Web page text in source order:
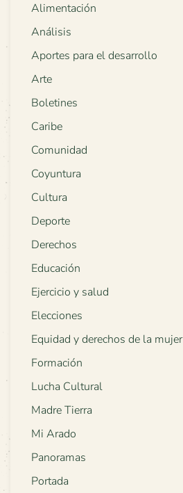
Alimentación
Análisis
Aportes para el desarrollo
Arte
Boletines
Caribe
Comunidad
Coyuntura
Cultura
Deporte
Derechos
Educación
Ejercicio y salud
Elecciones
Equidad y derechos de la mujer
Formación
Lucha Cultural
Madre Tierra
Mi Arado
Panoramas
Portada